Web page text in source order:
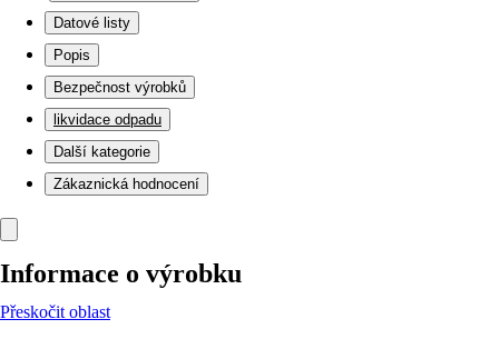
Datové listy
Popis
Bezpečnost výrobků
likvidace odpadu
Další kategorie
Zákaznická hodnocení
Informace o výrobku
Přeskočit oblast